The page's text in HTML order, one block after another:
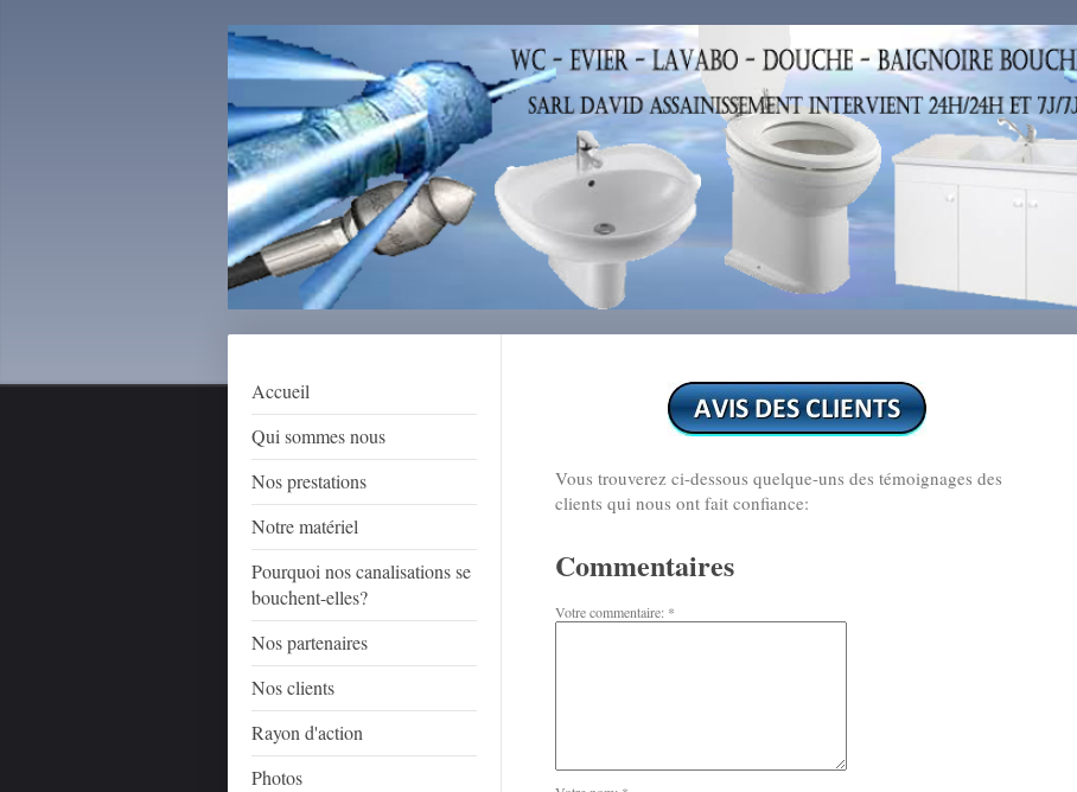
Accueil
Qui sommes nous
Nos prestations
Notre matériel
Pourquoi nos canalisations se
bouchent-elles?
Nos partenaires
Nos clients
Rayon d'action
Photos
Vous trouverez ci-dessous quelque-uns des témoignages des
clients qui nous ont fait confiance:
Commentaires
Votre commentaire: *